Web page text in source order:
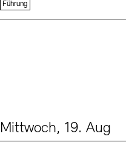
Führung
Mittwoch, 19. Aug